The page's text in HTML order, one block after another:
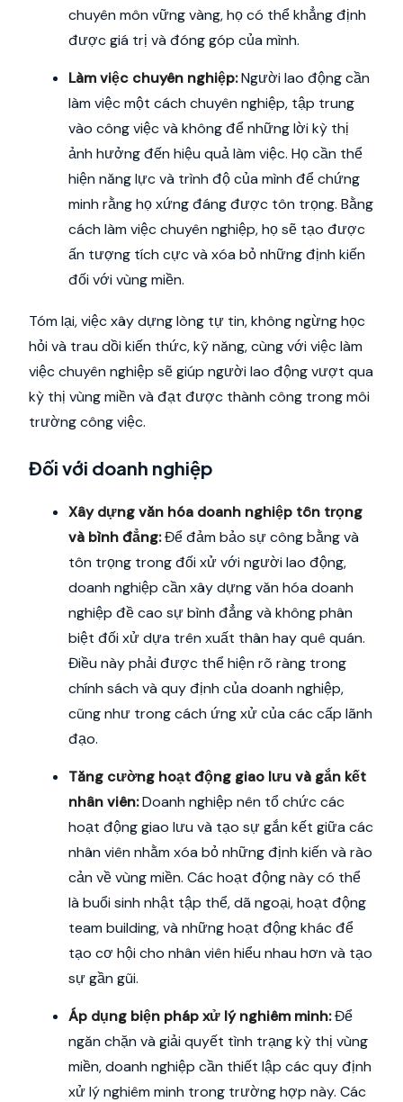
chuyên môn vững vàng, họ có thể khẳng định
được giá trị và đóng góp của mình.
Làm việc chuyên nghiệp:Người lao động cần
làm việc một cách chuyên nghiệp, tập trung
vào công việc và không để những lời kỳ thị
ảnh hưởng đến hiệu quả làm việc. Họ cần thể
hiện năng lực và trình độ của mình để chứng
minh rằng họ xứng đáng được tôn trọng. Bằng
cách làm việc chuyên nghiệp, họ sẽ tạo được
ấn tượng tích cực và xóa bỏ những định kiến
đối với vùng miền.
Tóm lại, việc xây dựng lòng tự tin, không ngừng học
hỏi và trau dồi kiến thức, kỹ năng, cùng với việc làm
việc chuyên nghiệp sẽ giúp người lao động vượt qua
kỳ thị vùng miền và đạt được thành công trong môi
trường công việc.
Đối với doanh nghiệp
Xây dựng văn hóa doanh nghiệp tôn trọng
và bình đẳng:Để đảm bảo sự công bằng và
tôn trọng trong đối xử với người lao động,
doanh nghiệp cần xây dựng văn hóa doanh
nghiệp đề cao sự bình đẳng và không phân
biệt đối xử dựa trên xuất thân hay quê quán.
Điều này phải được thể hiện rõ ràng trong
chính sách và quy định của doanh nghiệp,
cũng như trong cách ứng xử của các cấp lãnh
đạo.
Tăng cường hoạt động giao lưu và gắn kết
nhân viên:Doanh nghiệp nên tổ chức các
hoạt động giao lưu và tạo sự gắn kết giữa các
nhân viên nhằm xóa bỏ những định kiến và rào
cản về vùng miền. Các hoạt động này có thể
là buổi sinh nhật tập thể, dã ngoại, hoạt động
team building, và những hoạt động khác để
tạo cơ hội cho nhân viên hiểu nhau hơn và tạo
sự gần gũi.
Áp dụng biện pháp xử lý nghiêm minh:Để
ngăn chặn và giải quyết tình trạng kỳ thị vùng
miền, doanh nghiệp cần thiết lập các quy định
xử lý nghiêm minh trong trường hợp này. Các